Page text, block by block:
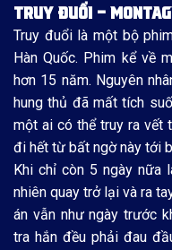
TRUY ĐUỔI –
Truy đuổi là một bộ
Hàn Quốc. Phim kể về
hơn 15 năm. Nguyên
hung thủ đã mất tích
một ai có thể truy ra vết
đi hết từ bất ngờ này tới
Khi chỉ còn 5 ngày nữa
nhiên quay trở lại và ra
án vẫn như ngày trước
tra hắn đều phải đau